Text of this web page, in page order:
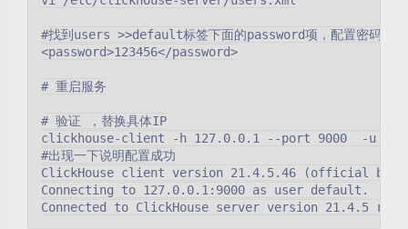
#找到users >>default标签下面的password项，配置密码为
<password>123456</password>
# 重启服务
# 验证 ，替换具体IP
clickhouse-client -h 127.0.0.1 --port 9000  -u
#出现一下说明配置成功
ClickHouse client version 21.4.5.46 (official
Connecting to 127.0.0.1:9000 as user default.